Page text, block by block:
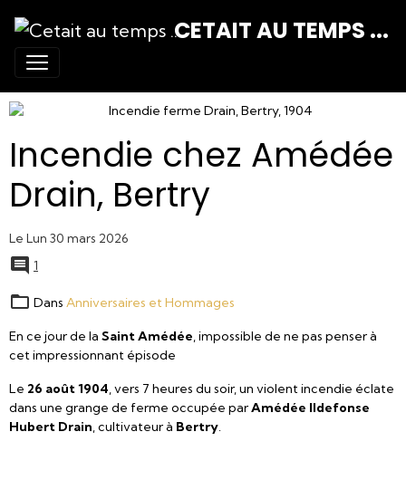
CETAIT AU TEMPS ...
Incendie chez Amédée
Drain, Bertry
Le Lun 30 mars 2026
1
Dans Anniversaires et Hommages
En ce jour de la Saint Amédée, impossible de ne pas penser à
cet impressionnant épisode
Le 26 août 1904, vers 7 heures du soir, un violent incendie éclate
dans une grange de ferme occupée parAmédée Ildefonse
Hubert Drain, cultivateur à Bertry.